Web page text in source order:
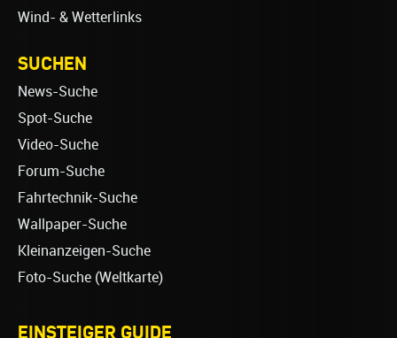
Wind- & Wetterlinks
SUCHEN
News-Suche
Spot-Suche
Video-Suche
Forum-Suche
Fahrtechnik-Suche
Wallpaper-Suche
Kleinanzeigen-Suche
Foto-Suche (Weltkarte)
EINSTEIGER GUIDE